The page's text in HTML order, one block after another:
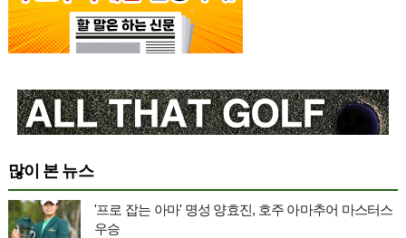
많이 본 뉴스
'프로 잡는 아마' 명성 양효진, 호주 아마추어 마스터스
우승